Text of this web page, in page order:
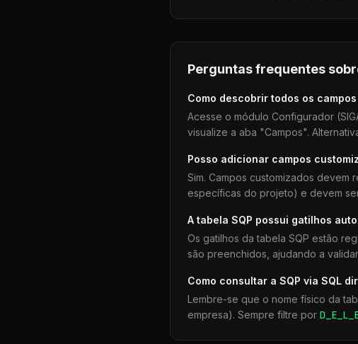
Perguntas frequentes
Como descobrir todos os
Acesse o módulo Configurador
visualize a aba "Campos".
Posso adicionar campos
Sim. Campos customizados
específicas do projeto) e devem
A tabela SQP possui gatilhos
Os gatilhos da tabela SQP estão
são preenchidos, ajudando a
Como consultar a SQP via SQL
Lembre-se que o nome físico da
empresa). Sempre filtre por